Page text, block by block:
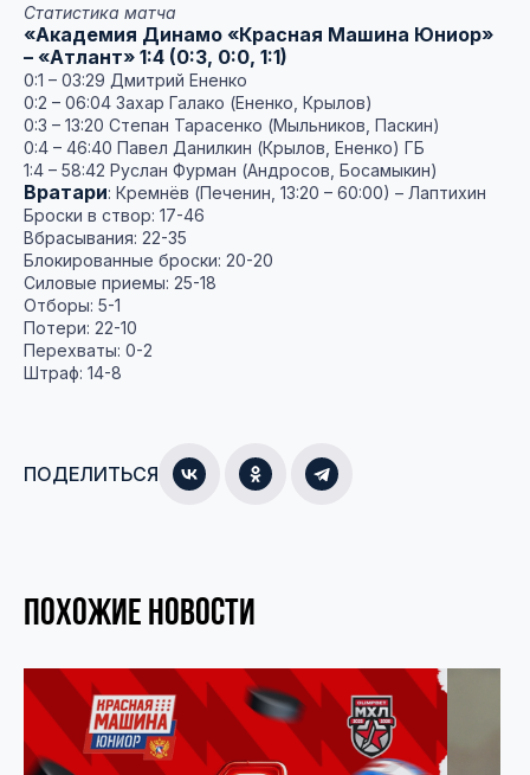
Статистика матча
«Академия Динамо «Красная Машина Юниор»
– «Атлант» 1:4 (0:3, 0:0, 1:1)
0:1 – 03:29 Дмитрий Ененко
0:2 – 06:04 Захар Галако (Ененко, Крылов)
0:3 – 13:20 Степан Тарасенко (Мыльников, Паскин)
0:4 – 46:40 Павел Данилкин (Крылов, Ененко) ГБ
1:4 – 58:42 Руслан Фурман (Андросов, Босамыкин)
Вратари: Кремнёв (Печенин, 13:20 – 60:00) – Лаптихин
Броски в створ: 17-46
Вбрасывания: 22-35
Блокированные броски: 20-20
Силовые приемы: 25-18
Отборы: 5-1
Потери: 22-10
Перехваты: 0-2
Штраф: 14-8
ПОДЕЛИТЬСЯ
ПОХОЖИЕ НОВОСТИ